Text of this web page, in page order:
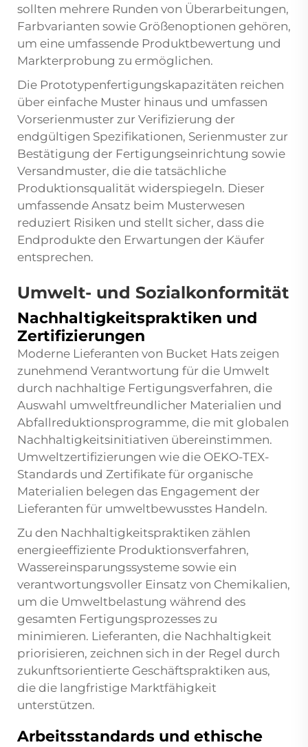
sollten mehrere Runden von Überarbeitungen,
Farbvarianten sowie Größenoptionen gehören,
um eine umfassende Produktbewertung und
Markterprobung zu ermöglichen.
Die Prototypenfertigungskapazitäten reichen
über einfache Muster hinaus und umfassen
Vorserienmuster zur Verifizierung der
endgültigen Spezifikationen, Serienmuster zur
Bestätigung der Fertigungseinrichtung sowie
Versandmuster, die die tatsächliche
Produktionsqualität widerspiegeln. Dieser
umfassende Ansatz beim Musterwesen
reduziert Risiken und stellt sicher, dass die
Endprodukte den Erwartungen der Käufer
entsprechen.
Umwelt- und Sozialkonformität
Nachhaltigkeitspraktiken und
Zertifizierungen
Moderne Lieferanten von Bucket Hats zeigen
zunehmend Verantwortung für die Umwelt
durch nachhaltige Fertigungsverfahren, die
Auswahl umweltfreundlicher Materialien und
Abfallreduktionsprogramme, die mit globalen
Nachhaltigkeitsinitiativen übereinstimmen.
Umweltzertifizierungen wie die OEKO-TEX-
Standards und Zertifikate für organische
Materialien belegen das Engagement der
Lieferanten für umweltbewusstes Handeln.
Zu den Nachhaltigkeitspraktiken zählen
energieeffiziente Produktionsverfahren,
Wassereinsparungssysteme sowie ein
verantwortungsvoller Einsatz von Chemikalien,
um die Umweltbelastung während des
gesamten Fertigungsprozesses zu
minimieren. Lieferanten, die Nachhaltigkeit
priorisieren, zeichnen sich in der Regel durch
zukunftsorientierte Geschäftspraktiken aus,
die die langfristige Marktfähigkeit
unterstützen.
Arbeitsstandards und ethische